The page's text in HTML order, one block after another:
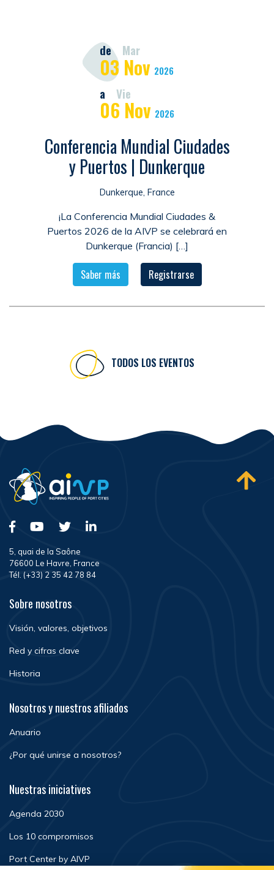
de Mar
03 Nov 2026
a Vie
06 Nov 2026
Conferencia Mundial Ciudades
y Puertos | Dunkerque
Dunkerque, France
¡La Conferencia Mundial Ciudades &
Puertos 2026 de la AIVP se celebrará en
Dunkerque (Francia) […]
Saber más Registrarse
TODOS LOS EVENTOS
5, quai de la Saône
76600 Le Havre, France
Tél. (+33) 2 35 42 78 84
Sobre nosotros
Visión, valores, objetivos
Red y cifras clave
Historia
Nosotros y nuestros afiliados
Anuario
¿Por qué unirse a nosotros?
Nuestras iniciatives
Agenda 2030
Los 10 compromisos
Port Center by AIVP